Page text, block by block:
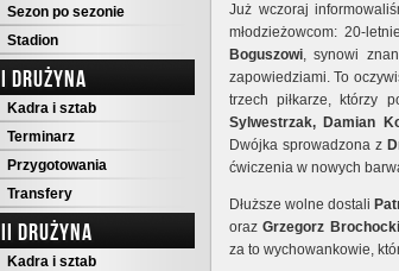
Sezon po sezonie
Stadion
I DRUŻYNA
Kadra i sztab
Terminarz
Przygotowania
Transfery
II DRUŻYNA
Kadra i sztab
Już wczoraj
młodzieżowcom: 20-
Boguszowi, synowi
zapowiedziami. To
trzech piłkarze, którzy
Sylwestrzak, Damian
Dwójka sprowadzona z
ćwiczenia w nowych
Dłuższe wolne dostali
orazGrzegorz Brochocki
za to wychowankowie,